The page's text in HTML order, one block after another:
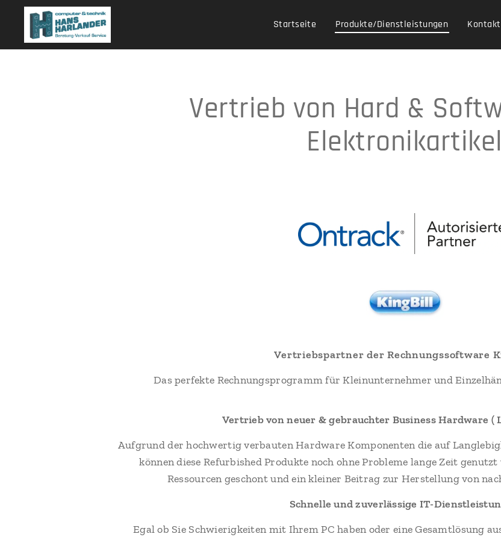
Startseite Produkte/Dienstleistungen Kontakt
Vertrieb von Hard &
Elektronikartikel
Vertriebspartner der Rechnungssoftware
Das perfekte Rechnungsprogramm für Kleinunternehmer und
Vertrieb von neuer & gebrauchter Business Hardware (
Aufgrund der hochwertig verbauten Hardware Komponenten die auf
können diese Refurbished Produkte noch ohne Probleme lange Zeit
Ressourcen geschont und ein kleiner Beitrag zur Herstellung von
Schnelle und zuverlässige IT-
Egal ob Sie Schwierigkeiten mit Ihrem PC haben oder eine Gesamtlösung